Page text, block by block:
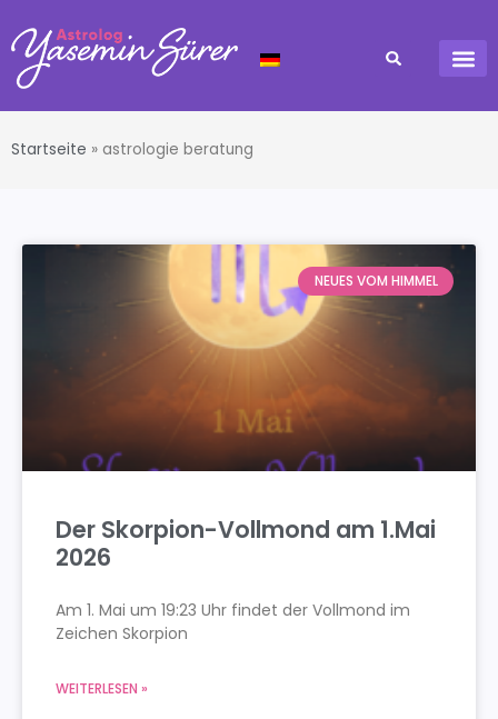
Startseite » astrologie beratung
NEUES VOM HIMMEL
Der Skorpion-Vollmond am 1.Mai
2026
Am 1. Mai um 19:23 Uhr findet der Vollmond im
Zeichen Skorpion
WEITERLESEN »